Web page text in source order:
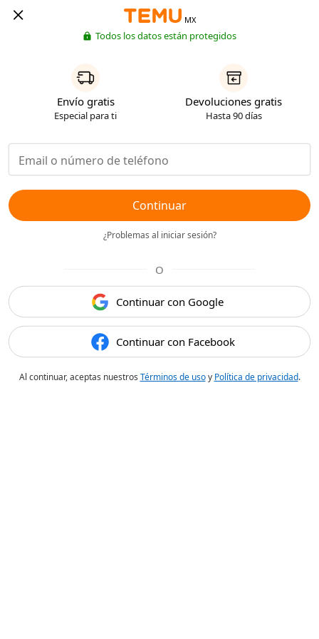
MX
Todos los datos están protegidos
Envío gratis
Especial para ti
Devoluciones gratis
Hasta 90 días
Continuar
¿Problemas al iniciar sesión?
O
Continuar con Google
Continuar con Facebook
Al continuar, aceptas nuestros Términos de usoy Política de privacidad.